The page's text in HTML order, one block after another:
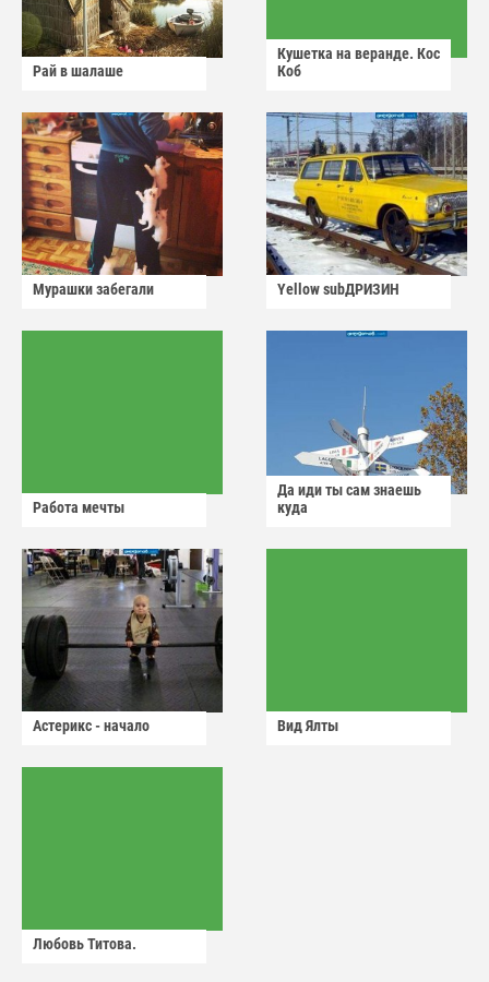
Рай в шалаше
Кушетка на веранде. Кос
Коб
Мурашки забегали Yellow subДРИЗИН
Работа мечты
Да иди ты сам знаешь
куда
Астерикс - начало Вид Ялты
Любовь Титова.